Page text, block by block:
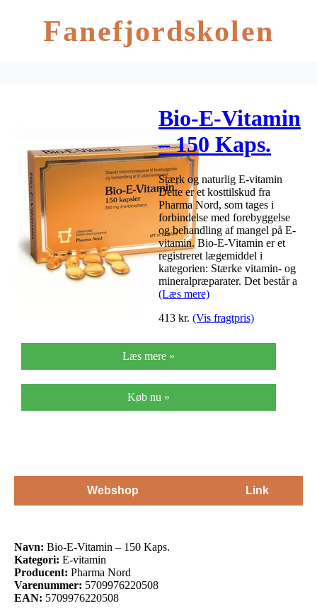
Fanefjordskolen
Bio-E-Vitamin
– 150 Kaps.
Stærk og naturlig E-vitamin
Dette er et kosttilskud fra
Pharma Nord, som tages i
forbindelse med forebyggelse
og behandling af mangel på E-
vitamin. Bio-E-Vitamin er et
registreret lægemiddel i
kategorien: Stærke vitamin- og
mineralpræparater. Det består a
(Læs mere)
413 kr. (Vis fragtpris)
Læs mere »
Køb nu »
Webshop Link
Navn: Bio-E-Vitamin – 150 Kaps.
Kategori: E-vitamin
Producent: Pharma Nord
Varenummer: 5709976220508
EAN: 5709976220508